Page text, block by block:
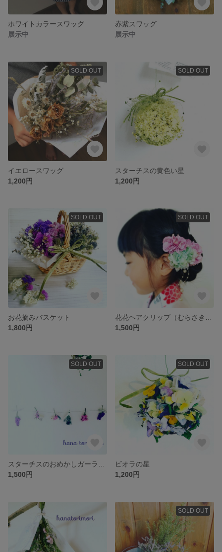
ホワイトカラースワッグ
展示中
赤紫スワッグ
展示中
SOLD OUT
イエロースワッグ
1,200円
SOLD OUT
スターチスの黄色い星
1,200円
SOLD OUT
お花摘みバスケット
1,800円
SOLD OUT
1,500円
SOLD OUT
1,500円
SOLD OUT
ビオラの星
1,200円
SOLD OUT